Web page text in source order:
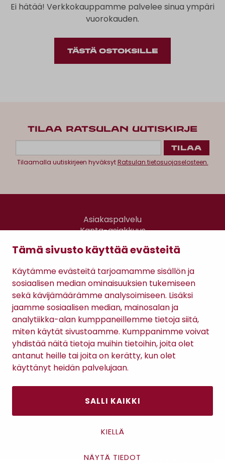
Tämä sivusto käyttää evästeitä
Käytämme evästeitä tarjoamamme sisällön ja
sosiaalisen median ominaisuuksien tukemiseen
sekä kävijämäärämme analysoimiseen. Lisäksi
jaamme sosiaalisen median, mainosalan ja
analytiikka-alan kumppaneillemme tietoja siitä,
miten käytät sivustoamme. Kumppanimme voivat
yhdistää näitä tietoja muihin tietoihin, joita olet
antanut heille tai joita on kerätty, kun olet
käyttänyt heidän palvelujaan.
SALLI KAIKKI
KIELLÄ
NÄYTÄ TIEDOT
Ei hätää! Verkkokauppamme palvelee sinua ympäri
vuorokauden.
TÄSTÄ OSTOKSILLE
TILAA RATSULAN UUTISKIRJE
Tilaamalla uutiskirjeen hyväksytRatsulan tietosuojaselosteen.
Asiakaspalvelu
Kanta-asiakkuus
Gomee Ratsula Café
Antinkatu 17, 28100 Pori
Sopimusehdot
Tietosuojaseloste
Maksutavat